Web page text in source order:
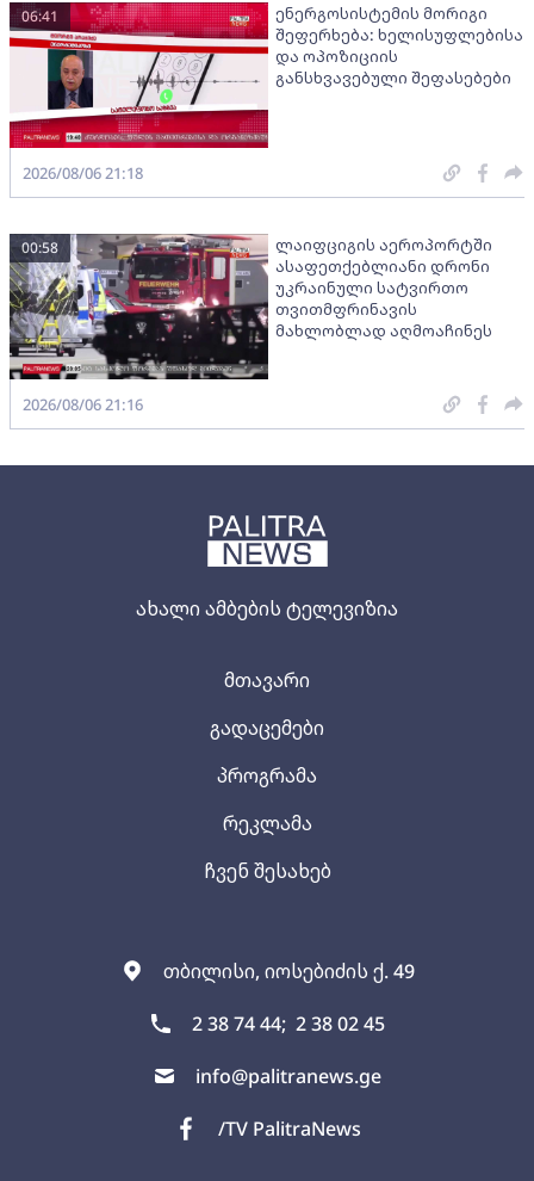
ახალი ამბების ტელევიზია
თბილისი, იოსებიძის ქ. 49
2 38 74 44; 2 38 02 45
info@palitranews.ge
/TV PalitraNews
მთავარი
გადაცემები
პროგრამა
რეკლამა
ჩვენ შესახებ
ენერგოსისტემის მორიგი
შეფერხება: ხელისუფლებისა
და ოპოზიციის
განსხვავებული შეფასებები
06:41
2026/08/06 21:18
ლაიფციგის აეროპორტში
ასაფეთქებლიანი დრონი
უკრაინული სატვირთო
თვითმფრინავის
მახლობლად აღმოაჩინეს
00:58
2026/08/06 21:16